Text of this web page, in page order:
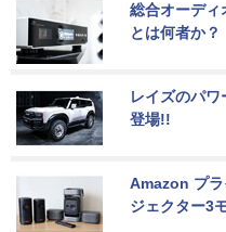
総合オーディ
とは何者か？
レイズのパ
登場!!
Amazon プ
ジェクター3